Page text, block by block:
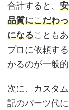
合計すると、
品質にこだわ
になることも
プロに依頼す
かるのが一般的
次に、カスタ
記のパーツ代